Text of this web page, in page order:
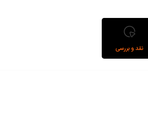
نقد و بررسی